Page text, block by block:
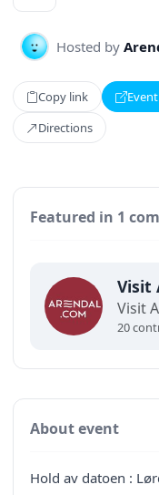
Hosted by
Copy link
Directions
Featured in 1
Visit
20
About event
Hold av datoen :